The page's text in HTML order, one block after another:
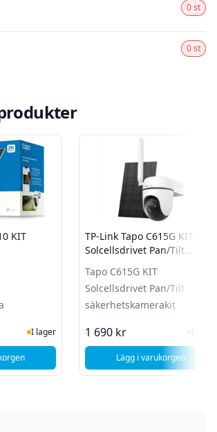
0 st
0 st
KIT
I Lager
I lager
Link Tapo C610 KIT solcellsdriven säkerhetskamera
TP-Link Tapo C615G KIT
Solcellsdrivet Pan/Tilt
Tapo C615G KIT
Solcellsdrivet Pan/Tilt
säkerhetskamerakit
1 690 kr I
Lägg i varukorgen
, TP-Link Tapo